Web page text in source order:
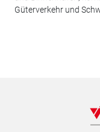
Güterverkehr und